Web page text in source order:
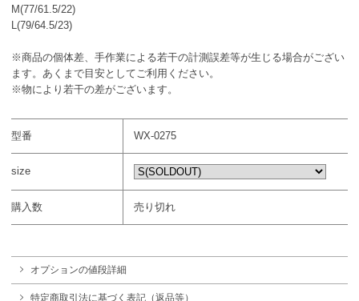
M(77/61.5/22)
L(79/64.5/23)
※商品の個体差、手作業による若干の計測誤差等が生じる場合がござい
ます。あくまで目安としてご利用ください。
※物により若干の差がございます。
型番 WX-0275
size
購入数 売り切れ
オプションの値段詳細
特定商取引法に基づく表記（返品等）